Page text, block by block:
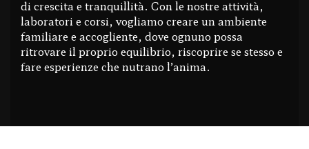
di crescita e tranquillità. Con le nostre attività,
laboratori e corsi, vogliamo creare un ambiente
familiare e accogliente, dove ognuno possa
ritrovare il proprio equilibrio, riscoprire se stesso e
fare esperienze che nutrano l’anima.